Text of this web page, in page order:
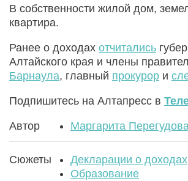
В собственности жилой дом,
квартира.
Ранее о доходах отчитались
Алтайского края и члены
Барнаула, главный прокурор и
Подпишитесь на Алтапресс в
Автор Маргарита
Сюжеты
Декларации о доходах
Образование